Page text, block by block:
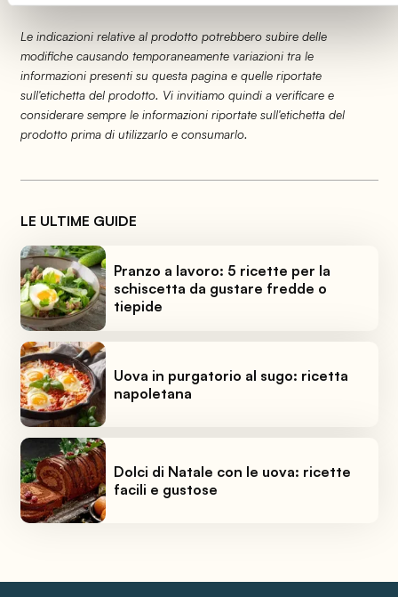
Le indicazioni relative al prodotto potrebbero subire delle
modifiche causando temporaneamente variazioni tra le
informazioni presenti su questa pagina e quelle riportate
sull'etichetta del prodotto. Vi invitiamo quindi a verificare e
considerare sempre le informazioni riportate sull'etichetta del
prodotto prima di utilizzarlo e consumarlo.
LE ULTIME GUIDE
Pranzo a lavoro: 5 ricette per la
schiscetta da gustare fredde o
tiepide
Uova in purgatorio al sugo: ricetta
napoletana
Dolci di Natale con le uova: ricette
facili e gustose